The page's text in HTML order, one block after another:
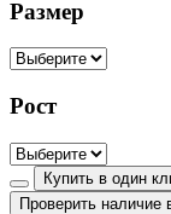
Размер
Рост
Купить в один
Проверить наличие